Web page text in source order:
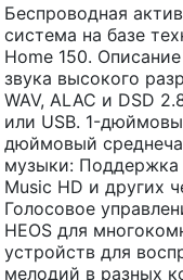
Беспроводная
система на базе
Home 150.
звука высокого
WAV, ALAC и DSD
или USB. 1-
дюймовый
музыки: Поддержка
Music HD и других
Голосовое
HEOS для
устройств для
мелодий в разных